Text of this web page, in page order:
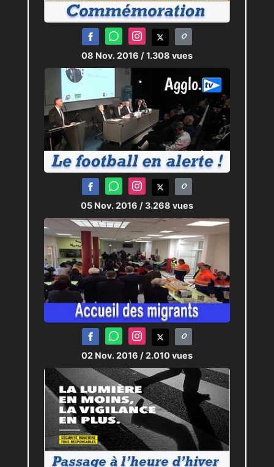
08 Nov. 2016 / 1.308 vues
05 Nov. 2016 / 3.268 vues
02 Nov. 2016 / 2.010 vues